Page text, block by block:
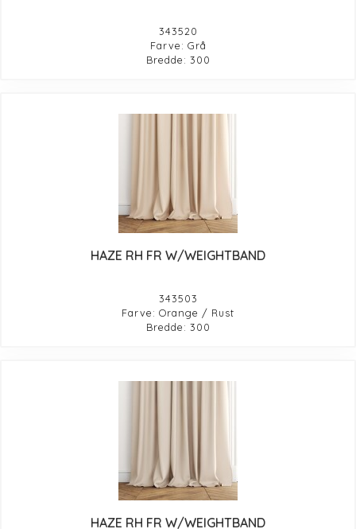
343520
Farve: Grå
Bredde: 300
HAZE RH FR W/WEIGHTBAND
343503
Farve: Orange / Rust
Bredde: 300
HAZE RH FR W/WEIGHTBAND